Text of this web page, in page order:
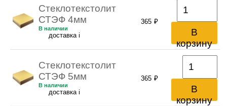
Стеклотекстолит
СТЭФ 4мм
В наличии
доставка i
365 ₽
В
корзину
Стеклотекстолит
СТЭФ 5мм
В наличии
доставка i
365 ₽
В
корзину